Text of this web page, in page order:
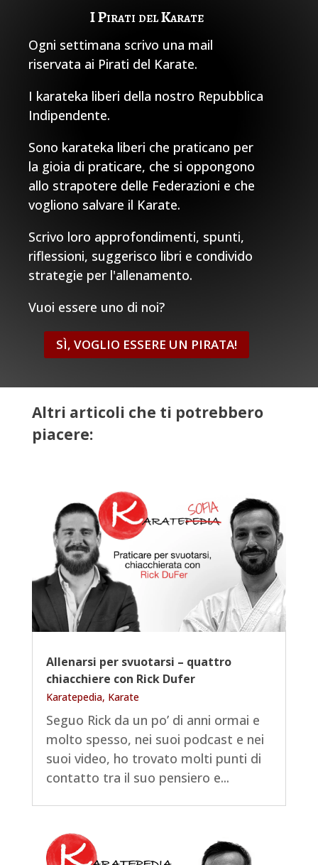
I Pirati del Karate
Ogni settimana scrivo una mail
riservata ai Pirati del Karate.
I karateka liberi della nostro Repubblica
Indipendente.
Sono karateka liberi che praticano per
la gioia di praticare, che si oppongono
allo strapotere delle Federazioni e che
vogliono salvare il Karate.
Scrivo loro approfondimenti, spunti,
riflessioni, suggerisco libri e condivido
strategie per l'allenamento.
Vuoi essere uno di noi?
SÌ, VOGLIO ESSERE UN PIRATA!
Altri articoli che ti potrebbero
piacere:
Allenarsi per svuotarsi – quattro
chiacchiere con Rick Dufer
Karatepedia, Karate
Seguo Rick da un po’ di anni ormai e
molto spesso, nei suoi podcast e nei
suoi video, ho trovato molti punti di
contatto tra il suo pensiero e...